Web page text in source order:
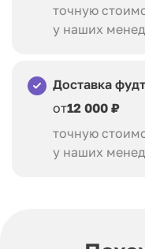
точную
у наших
Доставка
от12 000 ₽
точную
у наших